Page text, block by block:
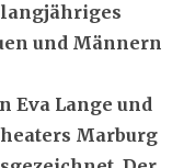
und Männern
Eva Lange und
Marburg